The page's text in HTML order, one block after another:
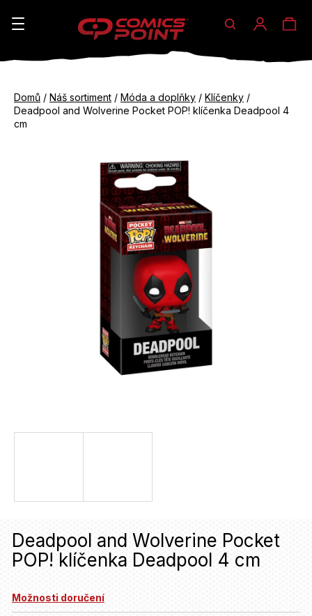
Hledat
Domů / Náš sortiment / Móda a doplňky / Klíčenky /
Deadpool and Wolverine Pocket POP! klíčenka Deadpool 4
cm
Deadpool and Wolverine Pocket
POP! klíčenka Deadpool 4 cm
Možnosti doručení
K
do
obchodu
do
obchodu
n
í
?
HLEDAT